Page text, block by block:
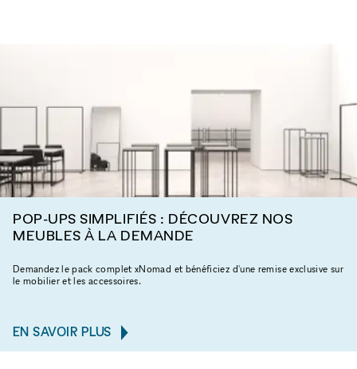
POP-UPS SIMPLIFIÉS : DÉCOUVREZ NOS
MEUBLES À LA DEMANDE
Demandez le pack complet xNomad et bénéficiez d'une remise exclusive sur
le mobilier et les accessoires.
EN SAVOIR PLUS